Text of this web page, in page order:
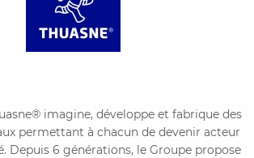
imagine, développe et fabrique des
permettant à chacun de devenir acteur
Depuis 6 générations, le Groupe propose